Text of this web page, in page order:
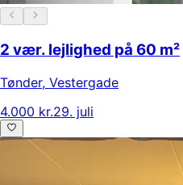
2 vær. lejlighed på 60 m²
Tønder, Vestergade
4.000 kr.29. juli